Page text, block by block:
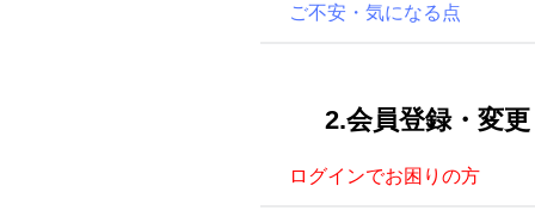
ご不安・気になる点
2.会員登録・変更
ログインでお困りの方